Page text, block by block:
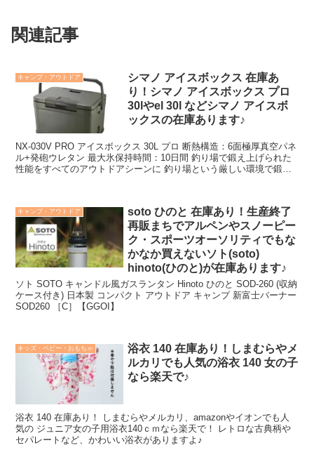
関連記事
キャンプ・アウトドア
シマノ アイスボックス 在庫あ
り！シマノ アイスボックス プロ
30lやel 30l などシマノ アイスボ
ックスの在庫あります♪
NX-030V PRO アイスボックス 30L プロ 断熱構造：6面極厚真空パネ
ル+発砲ウレタン 最大氷保持時間：10日間 釣り場で鍛え上げられた
性能をすべてのアウトドアシーンに 釣り場という厳しい環境で鍛え
キャンプ・アウトドア
soto ひのと 在庫あり！生産終了
再販まちでアルペンやスノーピー
ク・スポーツオーソリティでもな
かなか買えないソト(soto)
hinoto(ひのと)が在庫あります♪
ソト SOTO キャンドル風ガスランタン Hinoto ひのと SOD-260 (収納
ケース付き) 日本製 コンパクト アウトドア キャンプ 新富士バーナー
SOD260 ［C］【GGOI】
キッズ・ベビー・おもちゃ
浴衣 140 在庫あり！しまむらやメ
ルカリでも人気の浴衣 140 女の子
なら楽天で♪
浴衣 140 在庫あり！ しまむらやメルカリ、amazonやイオンでも人
気の ジュニア女の子用浴衣140ｃｍなら楽天で！ レトロな古典柄や
セパレートなど、かわいい浴衣がありますよ♪